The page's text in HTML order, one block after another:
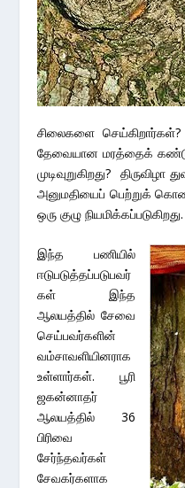
சிலைகளை
தேவையான மரத்தைக் கண்டு
முடிவுறுகிறது?
அனுமதியைப் பெற்றுக்
ஒரு குழு நியமிக்கப்படுகிறது.
இந்த பணியில்
ஈடுபடுத்தப்படுபவர்
கள் இந்த
ஆலயத்தில் சேவை
செய்பவர்களின்
வம்சாவளியினராக
உள்ளார்கள். பூரி
ஜகன்னாதர்
ஆலயத்தில் 36
பிரிவை
சேர்ந்தவர்கள்
சேவகர்களாக